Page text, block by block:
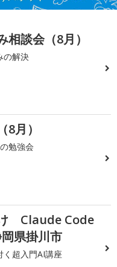
相談会（8月）
の解決
8月）
勉強会
Claude Code
県掛川市
く超入門AI講座